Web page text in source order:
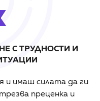
С ТРУДНОСТИ И
и имаш силата да ги
преценка и